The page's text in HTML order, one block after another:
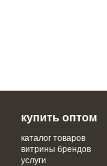
купить оптом
каталог товаров
витрины брендов
услуги